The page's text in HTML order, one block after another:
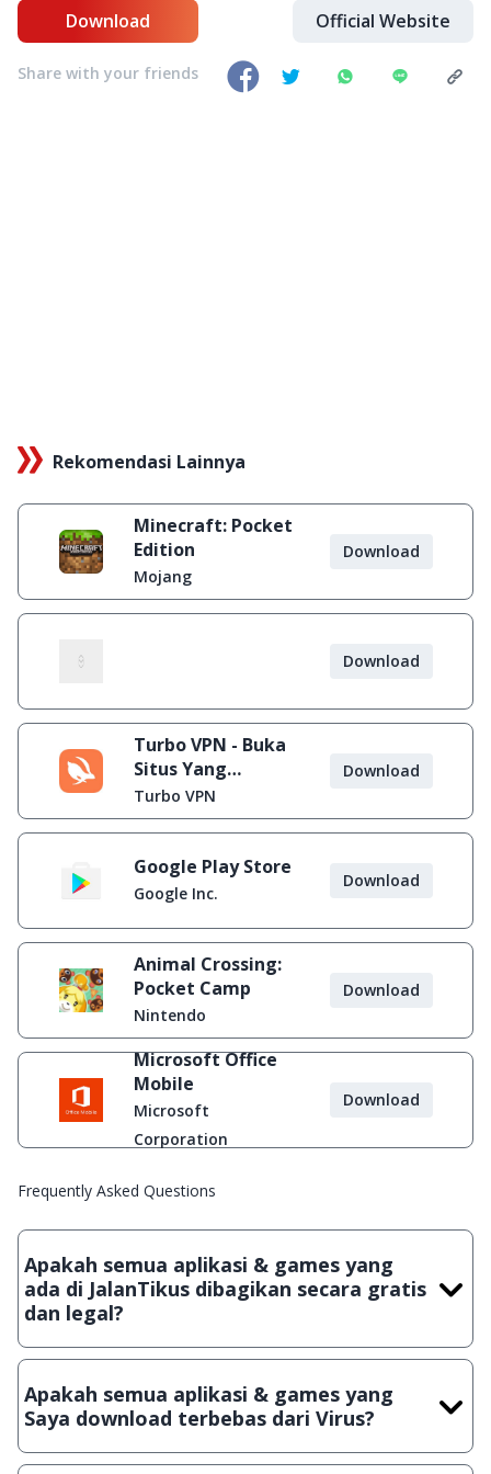
Download Official Website
Share with your friends
Rekomendasi Lainnya
Minecraft: Pocket
Edition
Mojang
Download
Download
Turbo VPN - Buka
Situs Yang
Diblokir
Turbo VPN
Download
Google Play Store
Google Inc.
Download
Animal Crossing:
Pocket Camp
Nintendo
Download
Microsoft Office
Mobile
Microsoft
Corporation
Download
Frequently Asked Questions
Apakah semua aplikasi & games yang
ada di JalanTikus dibagikan secara gratis
dan legal?
Ya, JalanTikus hanya membagikan aplikasi & games yang
crack, patch atau semacamnya.
Apakah semua aplikasi & games yang
Saya download terbebas dari Virus?
Ya, JalanTikus selalu melakukan scanning dengan 3 jenis